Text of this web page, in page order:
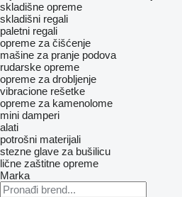
skladišne opreme
skladišni regali
paletni regali
opreme za čišćenje
mašine za pranje podova
rudarske opreme
opreme za drobljenje
vibracione rešetke
opreme za kamenolome
mini damperi
alati
potrošni materijali
stezne glave za bušilicu
lične zaštitne opreme
Marka